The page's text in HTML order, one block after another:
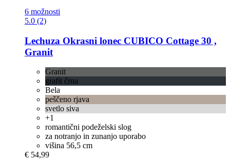
6 možnosti
5.0 (2)
Lechuza Okrasni lonec CUBICO Cottage 30 ,
Granit
Granit
grafit črna
Bela
peščeno rjava
svetlo siva
+1
romantični podeželski slog
za notranjo in zunanjo uporabo
višina 56,5 cm
€ 54,99